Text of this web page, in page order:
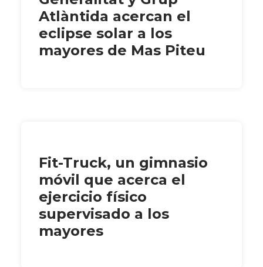
Atlàntida acercan el
eclipse solar a los
mayores de Mas Piteu
Fit-Truck, un gimnasio
móvil que acerca el
ejercicio físico
supervisado a los
mayores